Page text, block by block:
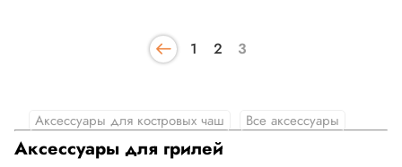
1 2 3
Аксессуары для костровых чаш Все аксессуары
Аксессуары для грилей